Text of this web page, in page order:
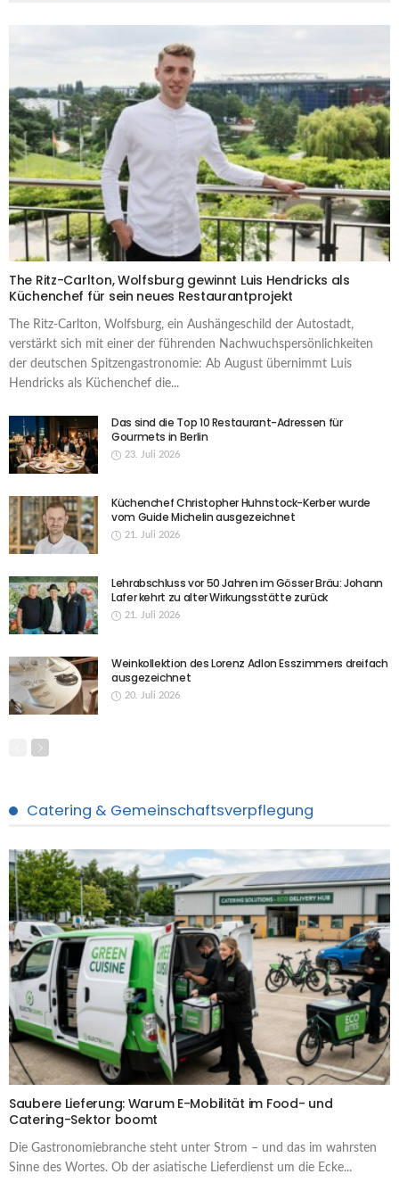
The Ritz-Carlton, Wolfsburg gewinnt Luis Hendricks als
Küchenchef für sein neues Restaurantprojekt
The Ritz-Carlton, Wolfsburg, ein Aushängeschild der Autostadt,
verstärkt sich mit einer der führenden Nachwuchspersönlichkeiten
der deutschen Spitzengastronomie: Ab August übernimmt Luis
Hendricks als Küchenchef die...
Das sind die Top 10 Restaurant-Adressen für
Gourmets in Berlin
23. Juli 2026
Küchenchef Christopher Huhnstock-Kerber wurde
vom Guide Michelin ausgezeichnet
21. Juli 2026
Lehrabschluss vor 50 Jahren im Gösser Bräu: Johann
Lafer kehrt zu alter Wirkungsstätte zurück
21. Juli 2026
Weinkollektion des Lorenz Adlon Esszimmers dreifach
ausgezeichnet
20. Juli 2026
Catering & Gemeinschaftsverpflegung
Saubere Lieferung: Warum E-Mobilität im Food- und
Catering-Sektor boomt
Die Gastronomiebranche steht unter Strom – und das im wahrsten
Sinne des Wortes. Ob der asiatische Lieferdienst um die Ecke...